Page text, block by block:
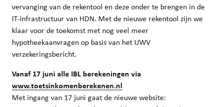
vervanging van de rekentool en deze onder te brengen in de
IT-infrastructuur van HDN. Met de nieuwe rekentool zijn we
klaar voor de toekomst met nog veel meer
hypotheekaanvragen op basis van het UWV
verzekeringsbericht.
Vanaf 17 juni alle IBL berekeningen via
www.toetsinkomenberekenen.nl
Met ingang van 17 juni gaat de nieuwe website: